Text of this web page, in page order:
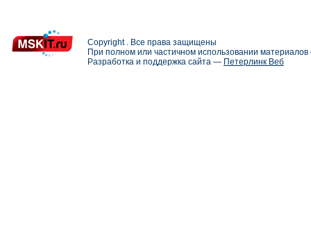
Copyright . Все права защищены
При полном или частичном использовании
Разработка и поддержка сайта — Петерлинк Веб